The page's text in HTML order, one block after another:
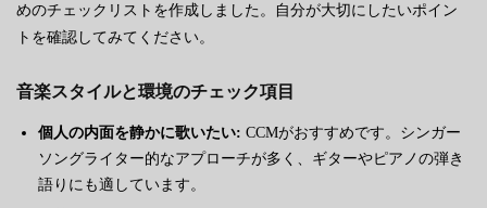
めのチェックリストを作成しました。自分が大切にしたいポイン
トを確認してみてください。
音楽スタイルと環境のチェック項目
個人の内面を静かに歌いたい: CCMがおすすめです。シンガー
ソングライター的なアプローチが多く、ギターやピアノの弾き
語りにも適しています。